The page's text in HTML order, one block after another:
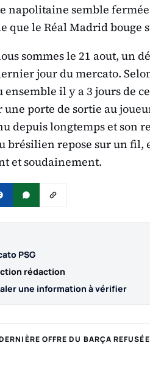
napolitaine semble fermée
le Réal Madrid bouge
sommes le 21 aout, un
jour du mercato.
il y a 3 jours de
porte de sortie au
depuis longtemps et son
brésilien repose sur un fil,
et soudainement.
PSG
rédaction
une information à vérifier
OFFRE DU BARÇA